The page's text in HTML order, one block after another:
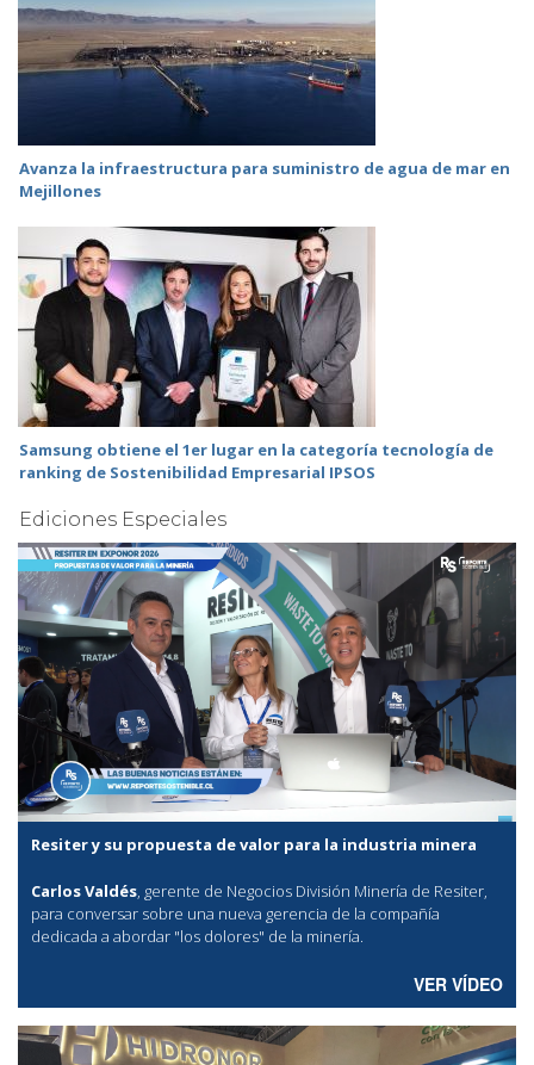
Avanza la infraestructura para suministro de agua de mar en
Mejillones
Samsung obtiene el 1er lugar en la categoría tecnología de
ranking de Sostenibilidad Empresarial IPSOS
Ediciones Especiales
Resiter y su propuesta de valor para la industria minera
Carlos Valdés, gerente de Negocios División Minería de Resiter,
para conversar sobre una nueva gerencia de la compañía
dedicada a abordar "los dolores" de la minería.
VER VÍDEO